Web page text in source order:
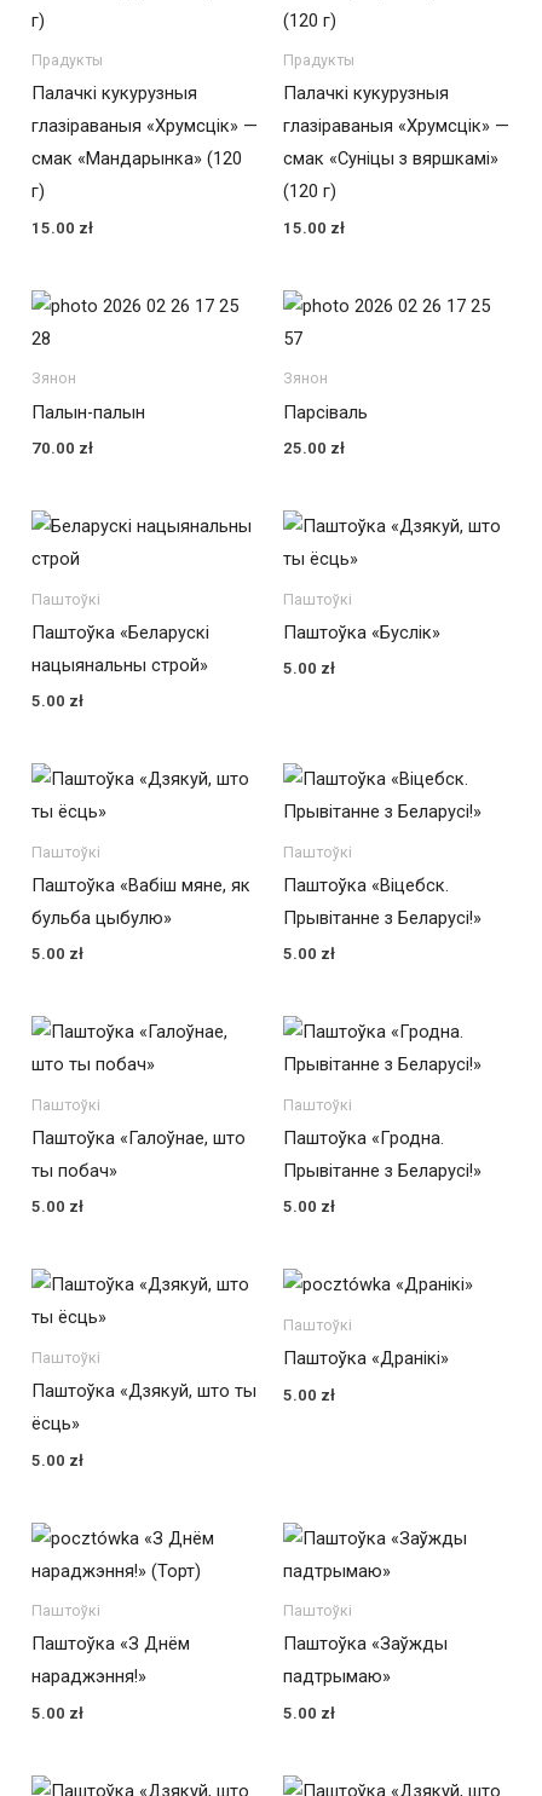
Прадукты
Палачкі кукурузныя
глазіраваныя «Хрумсцік» —
смак «Мандарынка» (120
г)
15.00 zł
Прадукты
Палачкі кукурузныя
глазіраваныя «Хрумсцік» —
смак «Суніцы з вяршкамі»
(120 г)
15.00 zł
Зянон
Палын-палын
70.00 zł
Зянон
Парсіваль
25.00 zł
Паштоўкі
Паштоўка «Беларускі
нацыянальны строй»
5.00 zł
Паштоўкі
Паштоўка «Буслік»
5.00 zł
Паштоўкі
Паштоўка «Вабіш мяне, як
бульба цыбулю»
5.00 zł
Паштоўкі
Паштоўка «Віцебск.
Прывітанне з Беларусі!»
5.00 zł
Паштоўкі
Паштоўка «Галоўнае, што
ты побач»
5.00 zł
Паштоўкі
Паштоўка «Гродна.
Прывітанне з Беларусі!»
5.00 zł
Паштоўкі
Паштоўка «Дзякуй, што ты
ёсць»
5.00 zł
Паштоўкі
Паштоўка «Дранікі»
5.00 zł
Паштоўкі
Паштоўка «З Днём
нараджэння!»
5.00 zł
Паштоўкі
Паштоўка «Заўжды
падтрымаю»
5.00 zł